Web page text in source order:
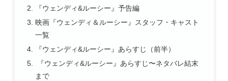
『ウェンディ&ルーシー』予告編
映画『ウェンディ＆ルーシー』スタッフ・キャスト
一覧
『ウェンディ&ルーシー』あらすじ（前半）
『ウェンディ&ルーシー』あらすじ〜ネタバレ結末
まで